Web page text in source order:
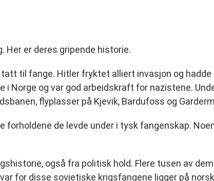
Her er deres gripende historie.
til fange. Hitler fryktet alliert invasjon og
og var god arbeidskraft for nazistene.
flyplasser på Kjevik, Bardufoss og
de levde under i tysk fangenskap.
også fra politisk hold. Flere tusen av
for disse sovjetiske krigsfangene ligger på